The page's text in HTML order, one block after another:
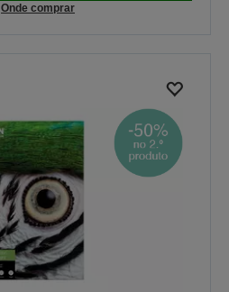
Onde comprar